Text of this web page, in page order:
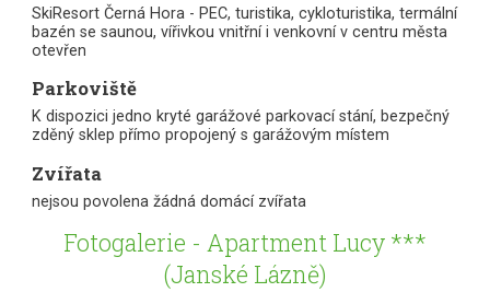
SkiResort Černá Hora - PEC, turistika, cykloturistika, termální
bazén se saunou, vířivkou vnitřní i venkovní v centru města
otevřen
Parkoviště
K dispozici jedno kryté garážové parkovací stání, bezpečný
zděný sklep přímo propojený s garážovým místem
Zvířata
nejsou povolena žádná domácí zvířata
Fotogalerie - Apartment Lucy ***
(Janské Lázně)